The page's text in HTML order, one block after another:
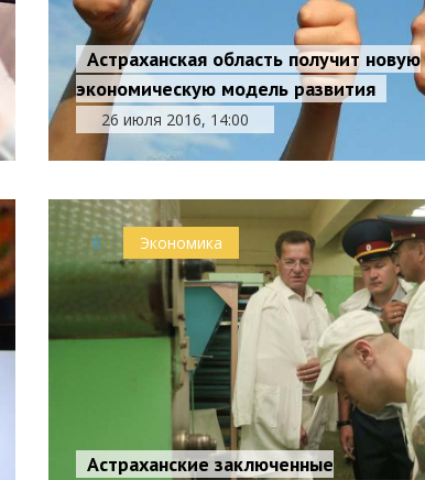
Астраханская область получит новую
экономическую модель развития
26 июля 2016, 14:00
0 Экономика
Астраханские заключенные